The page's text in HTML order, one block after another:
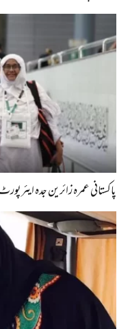
پاکستانی عمرہ زائرین جدہ